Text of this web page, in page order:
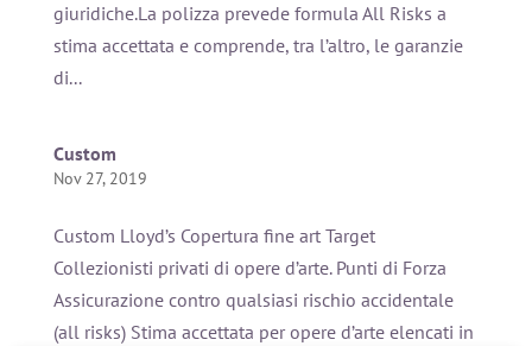
giuridiche.La polizza prevede formula All Risks a
stima accettata e comprende, tra l’altro, le garanzie
di...
Custom
Nov 27, 2019
Custom Lloyd’s Copertura fine art Target
Collezionisti privati di opere d’arte. Punti di Forza
Assicurazione contro qualsiasi rischio accidentale
(all risks) Stima accettata per opere d’arte elencati in